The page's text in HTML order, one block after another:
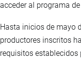
acceder al programa
Hasta inicios de mayo
productores inscritos
requisitos